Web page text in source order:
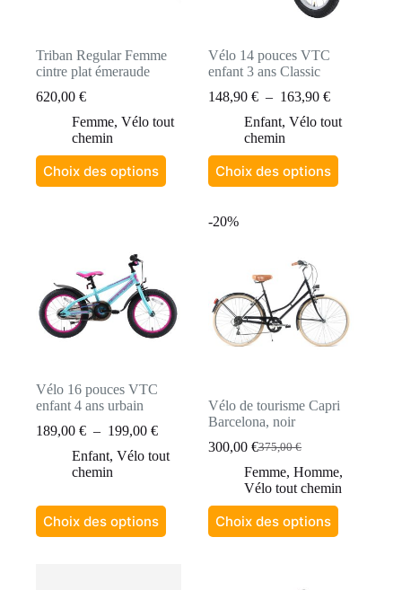
Triban Regular Femme
cintre plat émeraude
620,00 €
Femme, Vélo tout
chemin
Choix des options
Ce
produit
peuvent
être
choisies
sur
produit
Vélo 14 pouces VTC
enfant 3 ans Classic
148,90€ – 163,90€Plage
prix :
à
163,90 €
Enfant,Vélo tout
chemin
Choix des options
Ce
produit
variations.
peuvent
être
choisies
sur
la
Vélo 16 pouces VTC
enfant 4 ans urbain
189,00 € – 199,00 €Plage
prix :
199,00 €
Enfant, Vélo tout
chemin
Choix des options
Ce
produit
-20%
Vélo de tourisme Capri
Barcelona, noir
375,00€
Le
prix
initial
était :
375,00 €.
300,00€Le
prix
actuel
est :
300,00 €.
Femme,Homme,
Vélo tout chemin
Choix des options
Ce
produit